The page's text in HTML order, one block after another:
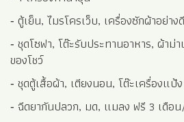
**แถวนี้น้ำไม่ท่วม**
**ไม่อนุญาติให้เลี้ยงสัตว์**
**บ้านปลอดบุหรี่**
ราคาเช่า: *ราคาพิเศษ* 20,000 บาท/